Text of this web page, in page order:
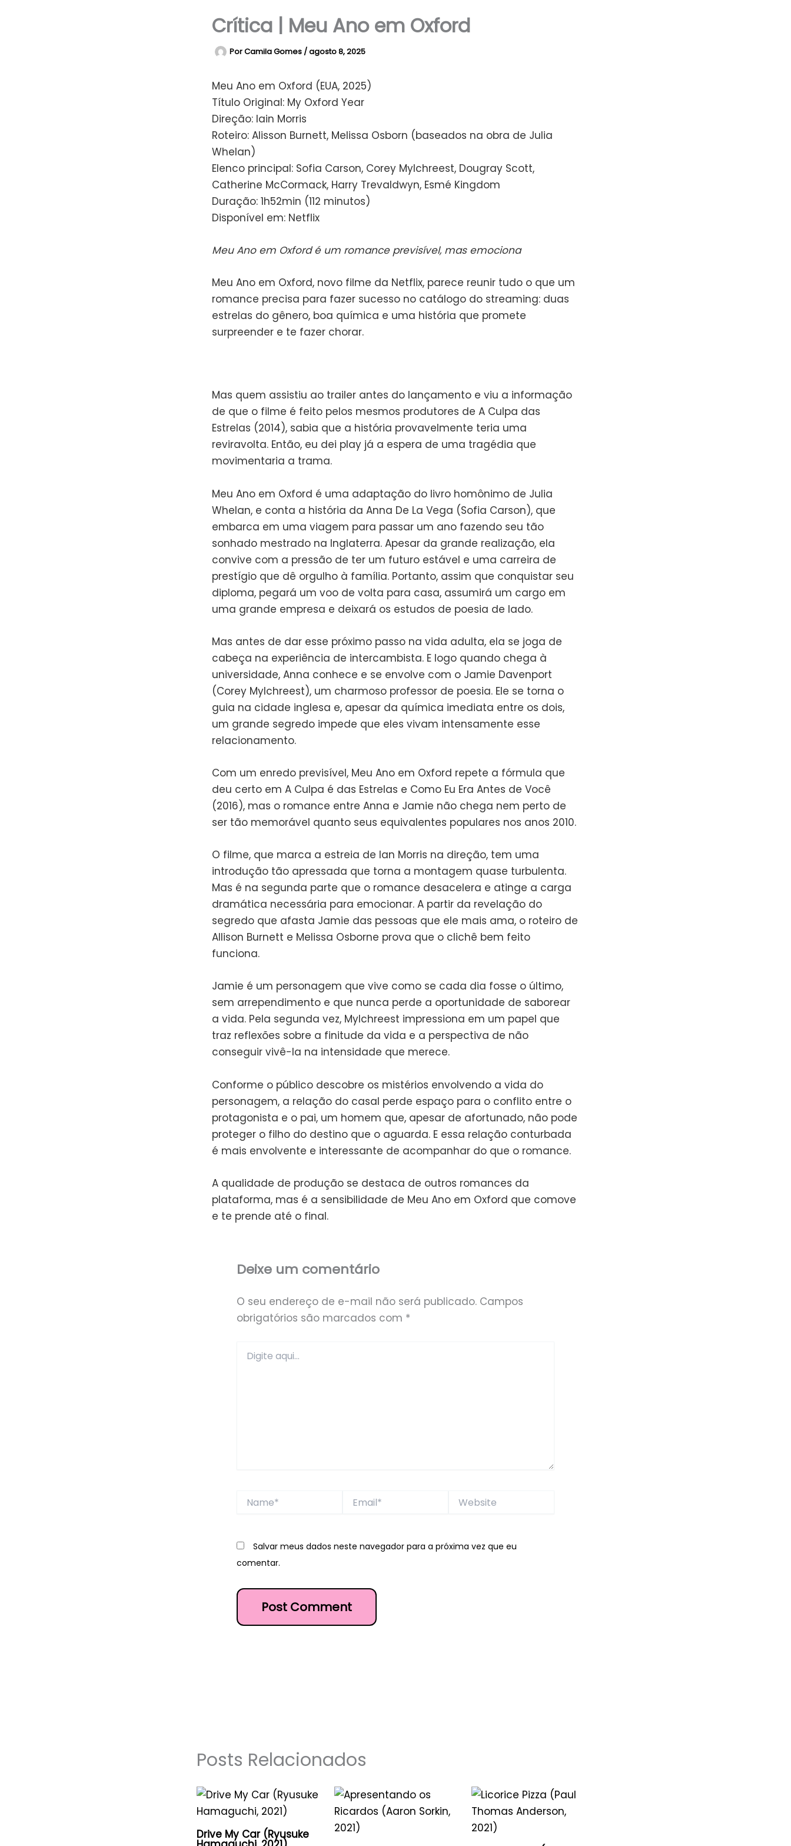
Crítica | Meu Ano em Oxford
PorCamila Gomes /agosto 8, 2025
Meu Ano em Oxford (EUA, 2025)
Título Original: My Oxford Year
Direção: Iain Morris
Roteiro: Alisson Burnett, Melissa Osborn (baseados na obra de Julia
Whelan)
Elenco principal: Sofia Carson, Corey Mylchreest, Dougray Scott,
Catherine McCormack, Harry Trevaldwyn, Esmé Kingdom
Duração: 1h52min (112 minutos)
Disponível em: Netflix
Meu Ano em Oxford é um romance previsível, mas emociona
Meu Ano em Oxford, novo filme da Netflix, parece reunir tudo o que um
romance precisa para fazer sucesso no catálogo do streaming: duas
estrelas do gênero, boa química e uma história que promete
surpreender e te fazer chorar.
Mas quem assistiu ao trailer antes do lançamento e viu a informação
de que o filme é feito pelos mesmos produtores de A Culpa das
Estrelas (2014), sabia que a história provavelmente teria uma
reviravolta. Então, eu dei play já a espera de uma tragédia que
movimentaria a trama.
Meu Ano em Oxford é uma adaptação do livro homônimo de Julia
Whelan, e conta a história da Anna De La Vega (Sofia Carson), que
embarca em uma viagem para passar um ano fazendo seu tão
sonhado mestrado na Inglaterra. Apesar da grande realização, ela
convive com a pressão de ter um futuro estável e uma carreira de
prestígio que dê orgulho à família. Portanto, assim que conquistar seu
diploma, pegará um voo de volta para casa, assumirá um cargo em
uma grande empresa e deixará os estudos de poesia de lado.
Mas antes de dar esse próximo passo na vida adulta, ela se joga de
cabeça na experiência de intercambista. E logo quando chega à
universidade, Anna conhece e se envolve com o Jamie Davenport
(Corey Mylchreest), um charmoso professor de poesia. Ele se torna o
guia na cidade inglesa e, apesar da química imediata entre os dois,
um grande segredo impede que eles vivam intensamente esse
relacionamento.
Com um enredo previsível, Meu Ano em Oxford repete a fórmula que
deu certo em A Culpa é das Estrelas e Como Eu Era Antes de Você
(2016), mas o romance entre Anna e Jamie não chega nem perto de
ser tão memorável quanto seus equivalentes populares nos anos 2010.
O filme, que marca a estreia de Ian Morris na direção, tem uma
introdução tão apressada que torna a montagem quase turbulenta.
Mas é na segunda parte que o romance desacelera e atinge a carga
dramática necessária para emocionar. A partir da revelação do
segredo que afasta Jamie das pessoas que ele mais ama, o roteiro de
Allison Burnett e Melissa Osborne prova que o clichê bem feito
funciona.
Jamie é um personagem que vive como se cada dia fosse o último,
sem arrependimento e que nunca perde a oportunidade de saborear
a vida. Pela segunda vez, Mylchreest impressiona em um papel que
traz reflexões sobre a finitude da vida e a perspectiva de não
conseguir vivê-la na intensidade que merece.
Conforme o público descobre os mistérios envolvendo a vida do
personagem, a relação do casal perde espaço para o conflito entre o
protagonista e o pai, um homem que, apesar de afortunado, não pode
proteger o filho do destino que o aguarda. E essa relação conturbada
é mais envolvente e interessante de acompanhar do que o romance.
A qualidade de produção se destaca de outros romances da
plataforma, mas é a sensibilidade de Meu Ano em Oxford que comove
e te prende até o final.
Deixe um comentário
O seu endereço de e-mail não será publicado. Campos
obrigatórios são marcados com *
aqui...
Website
Salvar meus dados neste navegador para a próxima vez que eu
comentar.
Posts Relacionados
Drive My Car (Ryusuke